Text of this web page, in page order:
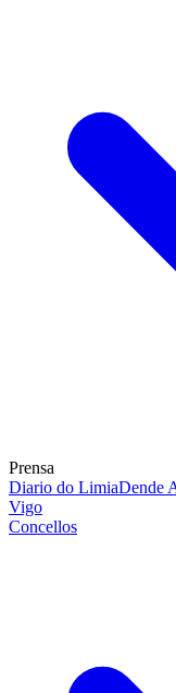
Prensa
Diario do LimiaDende
Vigo
Concellos